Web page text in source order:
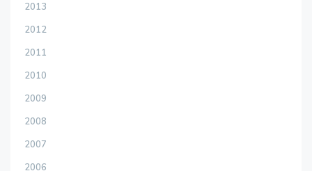
2013
2012
2011
2010
2009
2008
2007
2006